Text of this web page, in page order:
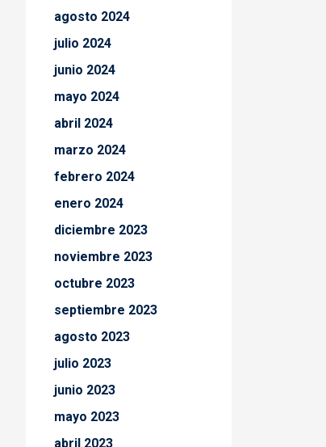
agosto 2024
julio 2024
junio 2024
mayo 2024
abril 2024
marzo 2024
febrero 2024
enero 2024
diciembre 2023
noviembre 2023
octubre 2023
septiembre 2023
agosto 2023
julio 2023
junio 2023
mayo 2023
abril 2023